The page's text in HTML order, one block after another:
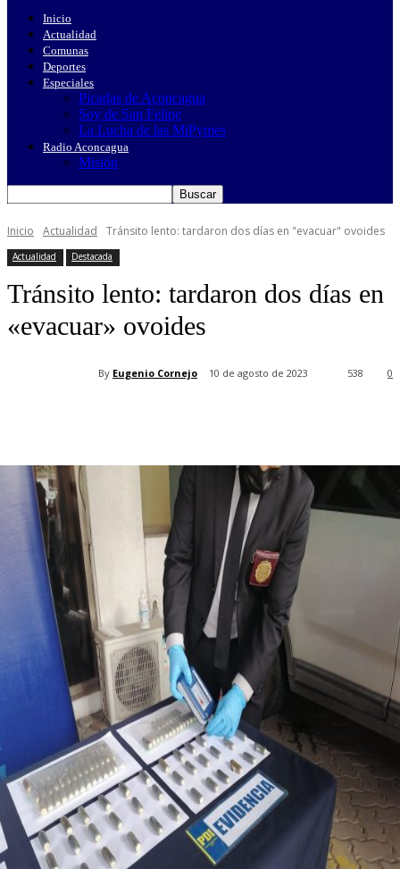
Inicio
Actualidad
Comunas
Deportes
Especiales
Picadas de Aconcagua
Soy de San Felipe
La Lucha de las MiPymes
Radio Aconcagua
Misión
Inicio Actualidad Tránsito lento: tardaron dos días en "evacuar" ovoides
Actualidad Destacada
Tránsito lento: tardaron dos días en
«evacuar» ovoides
By Eugenio Cornejo 10 de agosto de 2023 0
538